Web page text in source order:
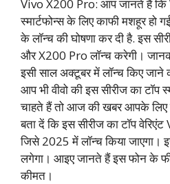
Vivo X200 Pro: आप जानते हैं
स्मार्टफोन्स के लिए काफी मशहूर
के लॉन्च की घोषणा कर दी है. इस
और X200 Pro लॉन्च करेगी।
इसी साल अक्टूबर में लॉन्च किए जाने
आप भी वीवो की इस सीरीज का टॉप
चाहते हैं तो आज की खबर आपके
बता दें कि इस सीरीज का टॉप
जिसे 2025 में लॉन्च किया जाएगा।
लगेगा। आइए जानते हैं इस फोन के
कीमत।